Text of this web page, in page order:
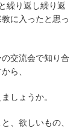
繰り返し繰り返
に入ったと思っ
交流会で知り合
ら、
しょうか。
、欲しいもの、